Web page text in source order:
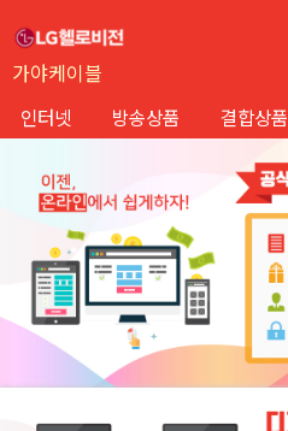
가야케이블
인터넷 방송상품 결합상품